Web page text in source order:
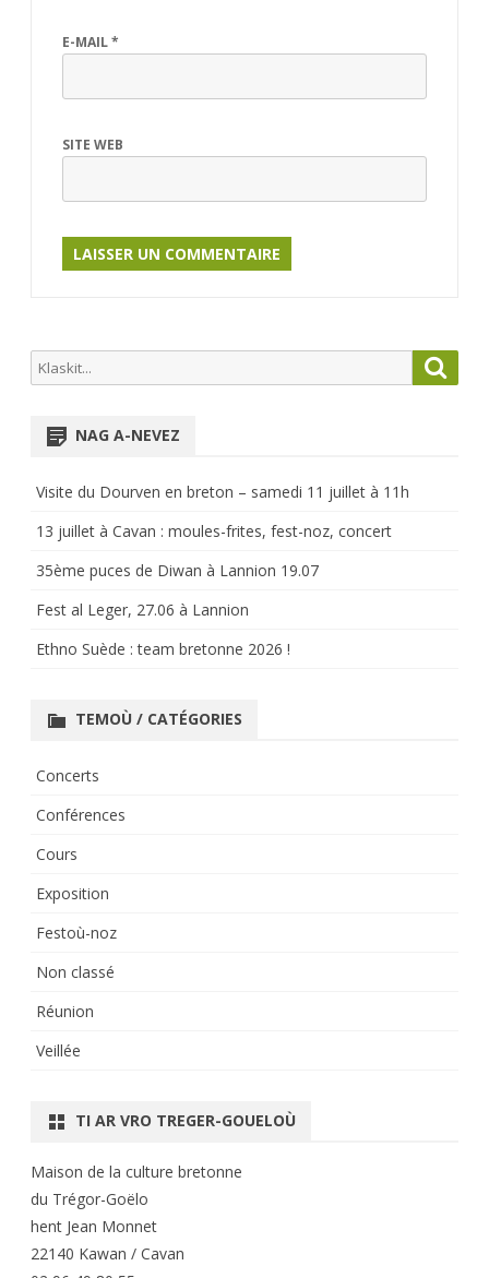
E-MAIL*
SITE WEB
Search
for:
NAG A-NEVEZ
Visite du Dourven en breton – samedi 11 juillet à 11h
13 juillet à Cavan : moules-frites, fest-noz, concert
35ème puces de Diwan à Lannion 19.07
Fest al Leger, 27.06 à Lannion
Ethno Suède : team bretonne 2026 !
TEMOÙ / CATÉGORIES
Concerts
Conférences
Cours
Exposition
Festoù-noz
Non classé
Réunion
Veillée
TI AR VRO TREGER-GOUELOÙ
Maison de la culture bretonne
du Trégor-Goëlo
hent Jean Monnet
22140 Kawan / Cavan